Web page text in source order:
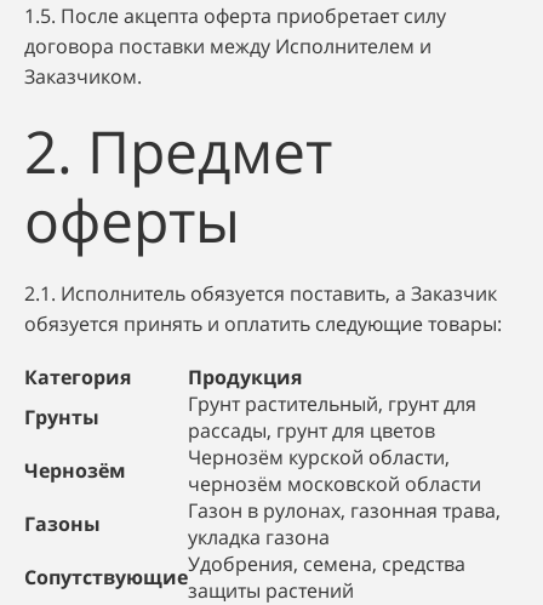
1.5. После акцепта оферта приобретает силу
договора поставки между Исполнителем и
Заказчиком.
2. Предмет
оферты
2.1. Исполнитель обязуется поставить, а Заказчик
обязуется принять и оплатить следующие товары:
Категория
Продукция
Грунты
Грунт растительный, грунт для
рассады, грунт для цветов
Чернозём
Чернозём курской области,
чернозём московской области
Газоны
Газон в рулонах, газонная трава,
укладка газона
СопутствующиеУдобрения, семена, средства
защиты растений